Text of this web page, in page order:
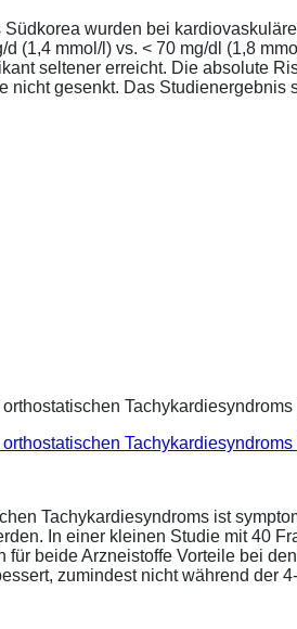
wurden bei
(1,4 mmol/l) vs. < 70 mg/dl (1,8
seltener erreicht. Die absolute
nicht gesenkt. Das
Tachykardiesyndroms
Tachykardiesyndroms ist
In einer kleinen Studie mit 40
für beide Arzneistoffe Vorteile bei
zumindest nicht während der